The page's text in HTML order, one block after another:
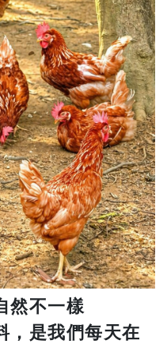
然不一樣
，是我們每天在